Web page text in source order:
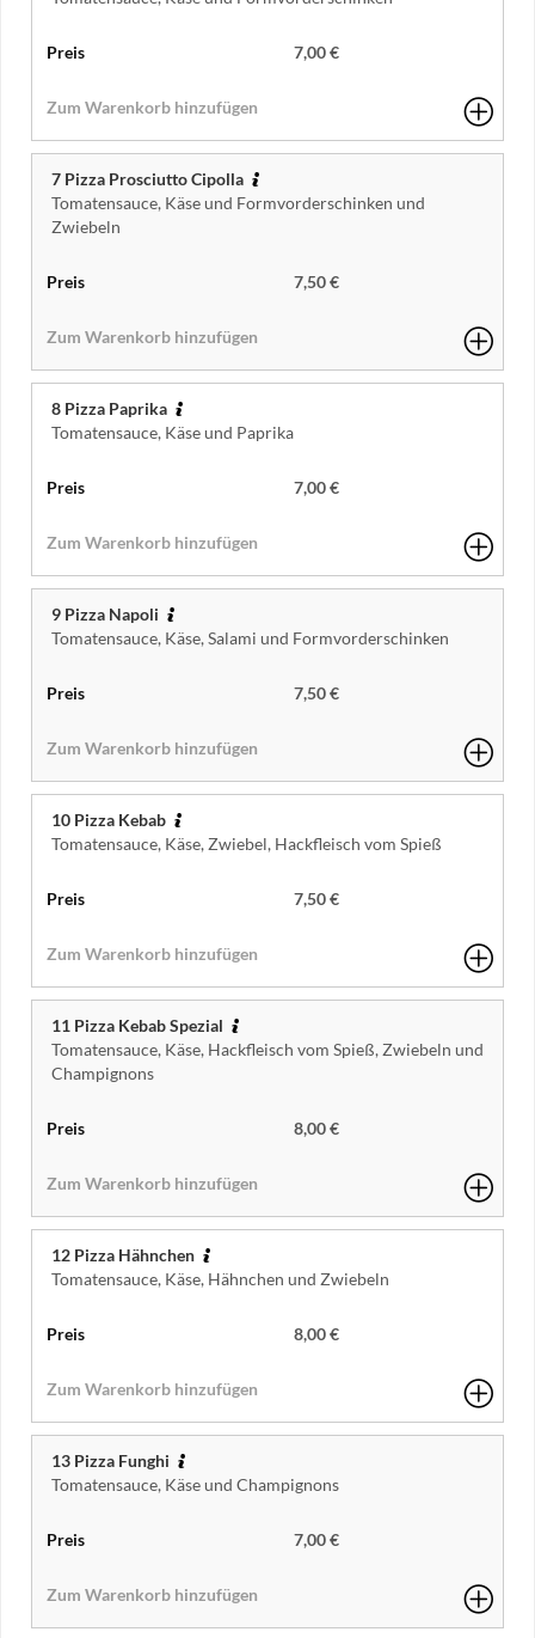
7,00 €
7 Pizza Prosciutto Cipolla
Tomatensauce, Käse und Formvorderschinken und
Zwiebeln
7,50 €
8 Pizza Paprika
Tomatensauce, Käse und Paprika
7,00 €
9 Pizza Napoli
Tomatensauce, Käse, Salami und Formvorderschinken
7,50 €
10 Pizza Kebab
Tomatensauce, Käse, Zwiebel, Hackfleisch vom Spieß
7,50 €
11 Pizza Kebab Spezial
Tomatensauce, Käse, Hackfleisch vom Spieß, Zwiebeln und
Champignons
8,00 €
12 Pizza Hähnchen
Tomatensauce, Käse, Hähnchen und Zwiebeln
8,00 €
13 Pizza Funghi
Tomatensauce, Käse und Champignons
7,00 €